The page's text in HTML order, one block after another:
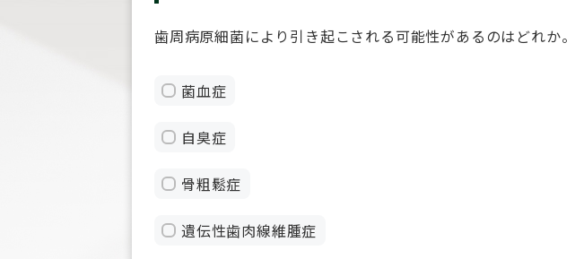
歯周病原細菌により引き起こされる可能性があるのはどれか。
菌血症
自臭症
骨粗鬆症
遺伝性歯肉線維腫症